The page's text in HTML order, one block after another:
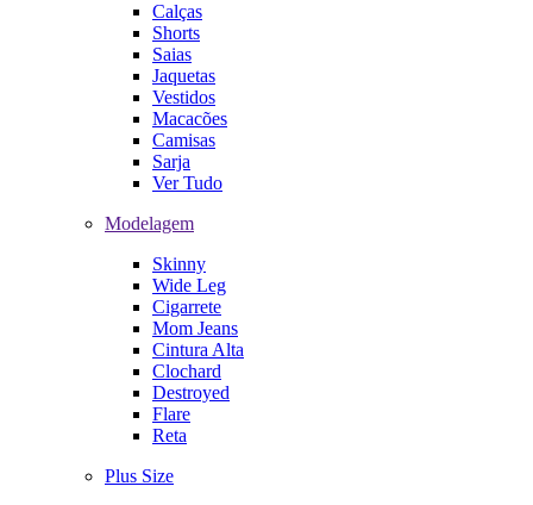
Calças
Shorts
Saias
Jaquetas
Vestidos
Macacões
Camisas
Sarja
Ver Tudo
Modelagem
Skinny
Wide Leg
Cigarrete
Mom Jeans
Cintura Alta
Clochard
Destroyed
Flare
Reta
Plus Size